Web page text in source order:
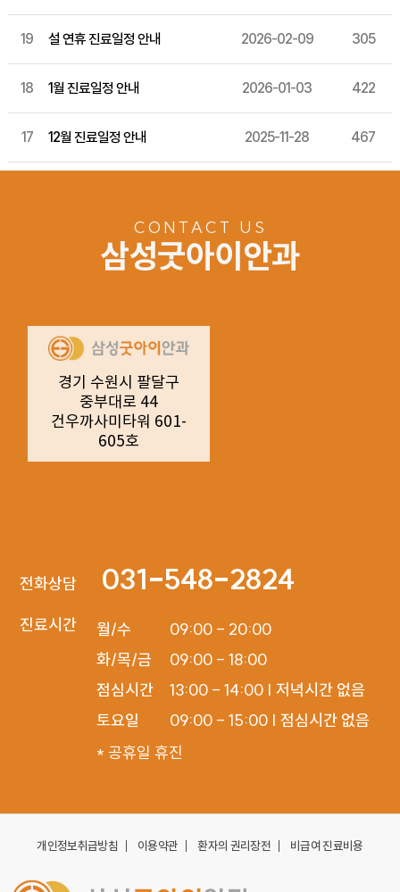
19 설 연휴 진료일정 안내 2026-02-09 305
18 1월 진료일정 안내 2026-01-03 422
17 12월 진료일정 안내 2025-11-28 467
CONTACT US
삼성굿아이안과
경기 수원시 팔달구
중부대로 44
건우까사미타워 601-
605호
전화상담 031-548-2824
진료시간
월/수
화/목/금
점심시간
토요일
09:00 - 20:00
09:00 - 18:00
13:00 - 14:00 | 저녁시간 없음
09:00 - 15:00 | 점심시간 없음
* 공휴일 휴진
개인정보취급방침 이용약관 환자의 권리장전 비급여 진료비용